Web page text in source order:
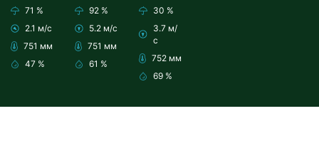
71 %
2.1 м/с
751 мм
47 %
92 %
5.2 м/с
751 мм
61 %
30 %
3.7 м/
с
752 мм
69 %